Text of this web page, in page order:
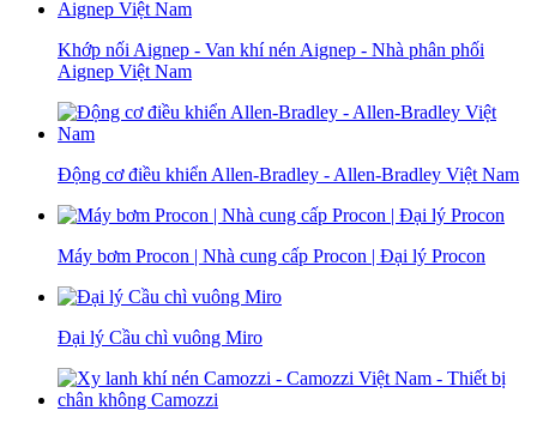
Khớp nối Aignep - Van khí nén Aignep - Nhà phân phối
Aignep Việt Nam
Động cơ điều khiển Allen-Bradley - Allen-Bradley Việt Nam
Máy bơm Procon | Nhà cung cấp Procon | Đại lý Procon
Đại lý Cầu chì vuông Miro